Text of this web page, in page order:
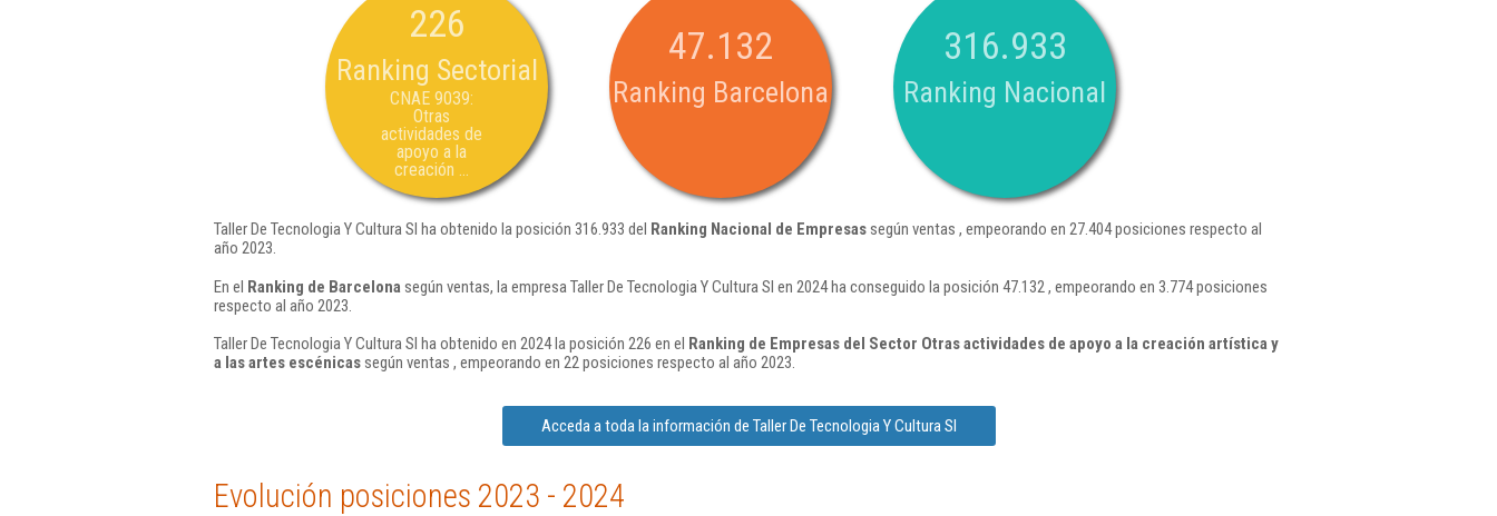
226
Ranking Sectorial
CNAE 9039:
Otras
actividades de
apoyo a la
creación ...
47.132
Ranking Barcelona
316.933
Ranking Nacional
Taller De Tecnologia Y Cultura Sl ha obtenido la posición 316.933 del Ranking Nacional de Empresassegún ventas , empeorando en 27.404 posiciones respecto al
año 2023.
En el Ranking de Barcelona según ventas, la empresa Taller De Tecnologia Y Cultura Sl en 2024 ha conseguido la posición 47.132 , empeorando en 3.774 posiciones
respecto al año 2023.
Taller De Tecnologia Y Cultura Sl ha obtenido en 2024 la posición 226 en el Ranking de Empresas del Sector Otras actividades de apoyo a la creación artística y
a las artes escénicassegún ventas , empeorando en 22 posiciones respecto al año 2023.
Acceda a toda la información de Taller De Tecnologia Y Cultura Sl
Evolución posiciones 2023 - 2024